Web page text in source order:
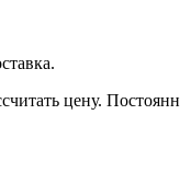
цену.